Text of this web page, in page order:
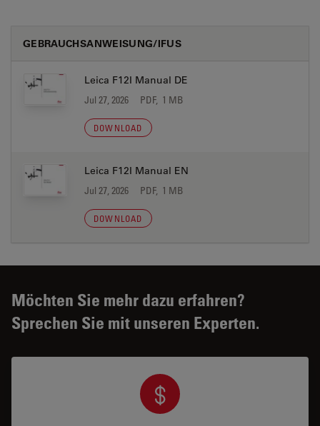
GEBRAUCHSANWEISUNG/IFUS
Leica F12I Manual DE
Jul 27, 2026 PDF, 1 MB
DOWNLOAD
Leica F12I Manual EN
Jul 27, 2026 PDF, 1 MB
DOWNLOAD
Möchten Sie mehr dazu erfahren?
Sprechen Sie mit unseren Experten.